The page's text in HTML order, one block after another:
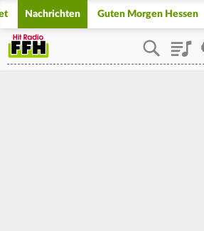
Nachrichten Guten Morgen Hessen